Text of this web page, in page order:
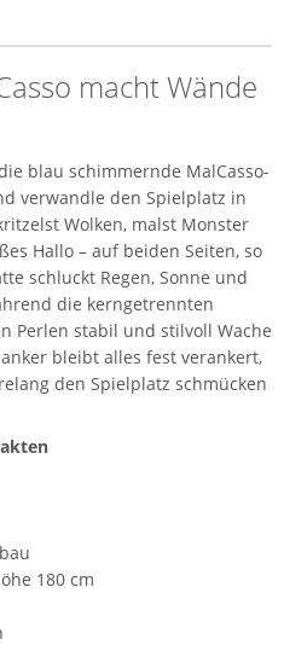
macht Wände
blau schimmernde MalCasso-
verwandle den Spielplatz in
Wolken, malst Monster
Hallo – auf beiden Seiten, so
schluckt Regen, Sonne und
die kerngetrennten
Perlen stabil und stilvoll Wache
bleibt alles fest verankert,
den Spielplatz schmücken
180 cm